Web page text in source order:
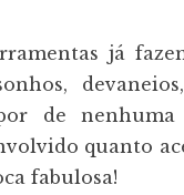
já
de
quanto
fabulosa!